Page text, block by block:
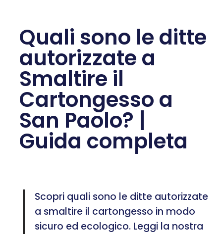
Quali sono le ditte
autorizzate a
Smaltire il
Cartongesso a
San Paolo? |
Guida completa
Scopri quali sono le ditte autorizzate
a smaltire il cartongesso in modo
sicuro ed ecologico. Leggi la nostra